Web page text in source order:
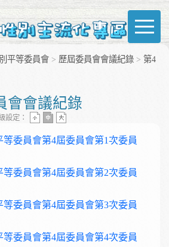
平等委員會 > 歷屆委員會會議紀錄 > 第4
會會議紀錄
設定：
委員會第4屆委員會第1次委員
委員會第4屆委員會第2次委員
委員會第4屆委員會第3次委員
委員會第4屆委員會第4次委員